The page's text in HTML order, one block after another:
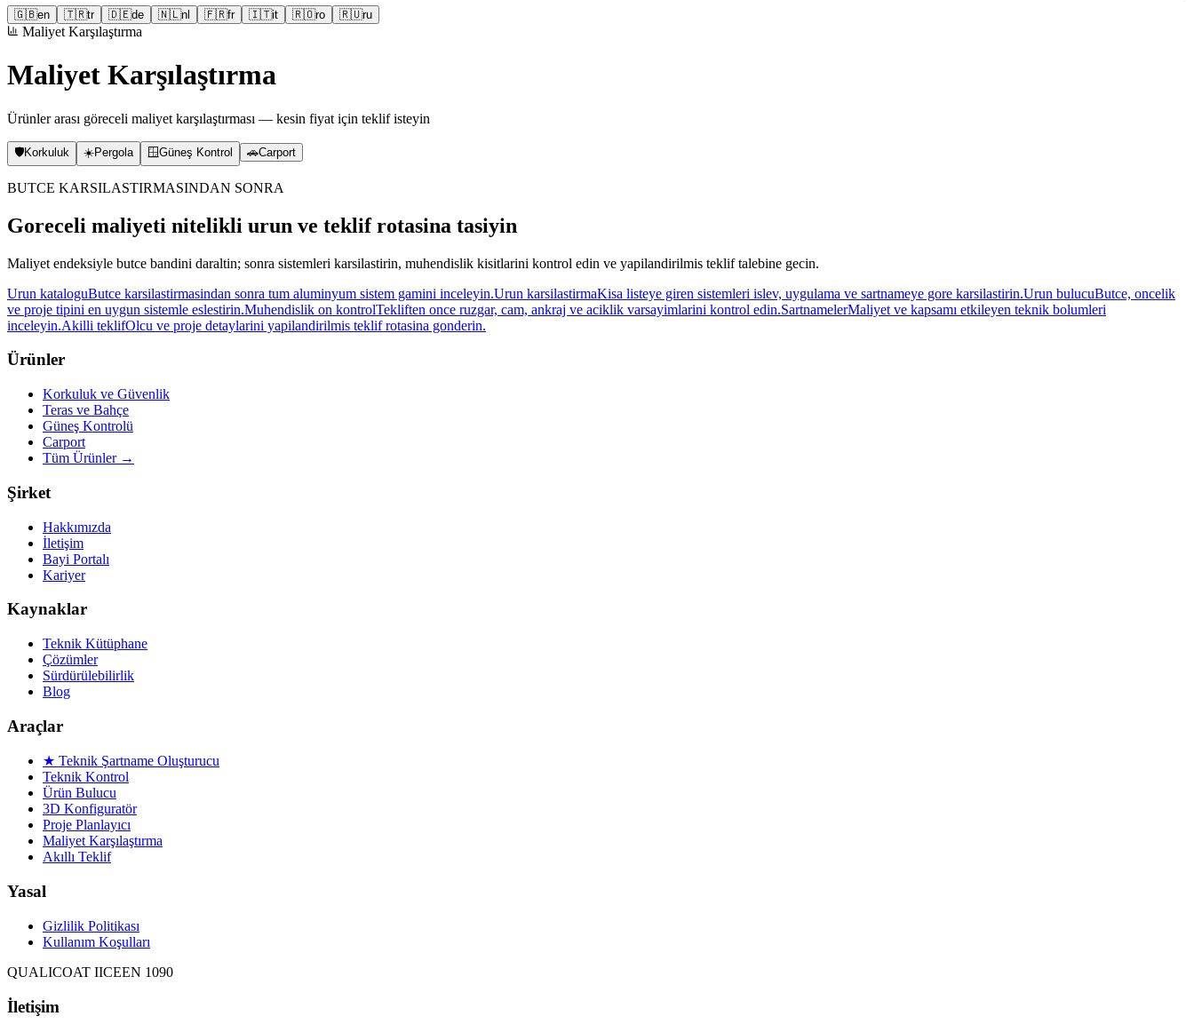
🇬🇧en 🇹🇷tr 🇩🇪de 🇳🇱nl 🇫🇷fr 🇮🇹it 🇷🇴ro 🇷🇺ru
Maliyet Karşılaştırma
Maliyet Karşılaştırma
Ürünler arası göreceli maliyet karşılaştırması — kesin fiyat için teklif isteyin
🛡️Korkuluk ☀️Pergola 🪟Güneş Kontrol 🚗Carport
BUTCE KARSILASTIRMASINDAN SONRA
Goreceli maliyeti nitelikli urun ve teklif rotasina tasiyin
Maliyet endeksiyle butce bandini daraltin; sonra sistemleri karsilastirin, muhendislik kisitlarini kontrol edin ve yapilandirilmis teklif talebine gecin.
Urun kataloguButce karsilastirmasindan sonra tum aluminyum sistem gamini inceleyin.Urun karsilastirmaKisa listeye giren sistemleri islev, uygulama ve sartnameye gore karsilastirin.Urun bulucuButce, oncelik
ve proje tipini en uygun sistemle eslestirin.Muhendislik on kontrolTekliften once ruzgar, cam, ankraj ve aciklik varsayimlarini kontrol edin.SartnamelerMaliyet ve kapsamı etkileyen teknik bolumleri
inceleyin.Akilli teklifOlcu ve proje detaylarini yapilandirilmis teklif rotasina gonderin.
Ürünler
Korkuluk ve Güvenlik
Teras ve Bahçe
Güneş Kontrolü
Carport
Tüm Ürünler→
Şirket
Hakkımızda
İletişim
Bayi Portalı
Kariyer
Kaynaklar
Teknik Kütüphane
Çözümler
Sürdürülebilirlik
Blog
Araçlar
★ Teknik Şartname Oluşturucu
Teknik Kontrol
Ürün Bulucu
3D Konfiguratör
Proje Planlayıcı
Maliyet Karşılaştırma
Akıllı Teklif
Yasal
Gizlilik Politikası
Kullanım Koşulları
QUALICOAT IICEEN 1090
İletişim